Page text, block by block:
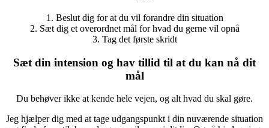
1. Beslut dig for at du vil forandre din situation
2. Sæt dig et overordnet mål for hvad du gerne vil opnå
3. Tag det første skridt
Sæt din intension og hav tillid til at du kan nå dit
mål
Du behøver ikke at kende hele vejen, og alt hvad du skal gøre.
Jeg hjælper dig med at tage udgangspunkt i din nuværende situation